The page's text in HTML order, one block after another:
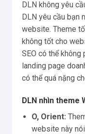
DLN không yêu
DLN yêu cầu bạn
website. Theme
không tốt cho
SEO có thể không
landing page
có thể quá nặng
DLN nhìn theme
O, Orient:
website này